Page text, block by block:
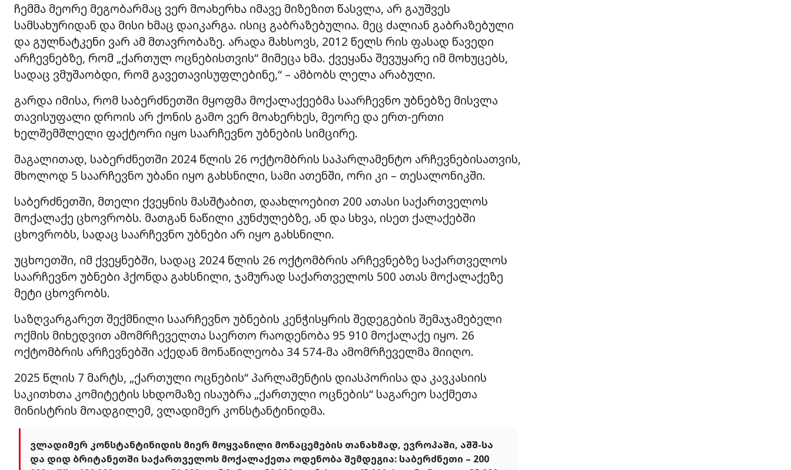
ჩემმა მეორე მეგობარმაც ვერ მოახერხა იმავე მიზეზით წასვლა, არ გაუშვეს
სამსახურიდან და მისი ხმაც დაიკარგა. ისიც გაბრაზებულია. მეც ძალიან გაბრაზებული
და გულნატკენი ვარ ამ მთავრობაზე. არადა მახსოვს, 2012 წელს რის ფასად წავედი
არჩევნებზე, რომ „ქართულ ოცნებისთვის“ მიმეცა ხმა. ქვეყანა შევუყარე იმ მოხუცებს,
სადაც ვმუშაობდი, რომ გავეთავისუფლებინე,“ – ამბობს ლელა არაბული.
გარდა იმისა, რომ საბერძნეთში მყოფმა მოქალაქეებმა საარჩევნო უბნებზე მისვლა
თავისუფალი დროის არ ქონის გამო ვერ მოახერხეს, მეორე და ერთ-ერთი
ხელშემშლელი ფაქტორი იყო საარჩევნო უბნების სიმცირე.
მაგალითად, საბერძნეთში 2024 წლის 26 ოქტომბრის საპარლამენტო არჩევნებისათვის,
მხოლოდ 5 საარჩევნო უბანი იყო გახსნილი, სამი ათენში, ორი კი – თესალონიკში.
საბერძნეთში, მთელი ქვეყნის მასშტაბით, დაახლოებით 200 ათასი საქართველოს
მოქალაქე ცხოვრობს. მათგან ნაწილი კუნძულებზე, ან და სხვა, ისეთ ქალაქებში
ცხოვრობს, სადაც საარჩევნო უბნები არ იყო გახსნილი.
უცხოეთში, იმ ქვეყნებში, სადაც 2024 წლის 26 ოქტომბრის არჩევნებზე საქართველოს
საარჩევნო უბნები ჰქონდა გახსნილი, ჯამურად საქართველოს 500 ათას მოქალაქეზე
მეტი ცხოვრობს.
საზღვარგარეთ შექმნილი საარჩევნო უბნების კენჭისყრის შედეგების შემაჯამებელი
ოქმის მიხედვით ამომრჩეველთა საერთო რაოდენობა 95 910 მოქალაქე იყო. 26
ოქტომბრის არჩევნებში აქედან მონაწილეობა 34 574-მა ამომრჩეველმა მიიღო.
2025 წლის 7 მარტს, „ქართული ოცნების“ პარლამენტის დიასპორისა და კავკასიის
საკითხთა კომიტეტის სხდომაზე ისაუბრა „ქართული ოცნების“ საგარეო საქმეთა
მინისტრის მოადგილემ, ვლადიმერ კონსტანტინიდმა.
ვლადიმერ კონსტანტინიდის მიერ მოყვანილი მონაცემების თანახმად, ევროპაში, აშშ-სა
და დიდ ბრიტანეთში საქართველოს მოქალაქეთა ოდენობა შემდეგია: საბერძნეთი – 200